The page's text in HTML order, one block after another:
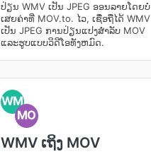
ປ່ຽນ WMV ເປັນ JPEG ອອນລາຍໂດຍບໍ່
ເສຍຄ່າທີ່ MOV.to. ໄວ, ເຊື່ອຖືໄດ້ WMV
ເປັນ JPEG ການປ່ຽນແປງສໍາລັບ MOV
ແລະຮູບແບບວິດີໂອທັງຫມົດ.
WM
MO
WMV ເຖິງ MOV